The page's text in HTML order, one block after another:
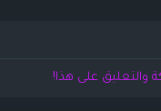
والتعليق على هذا!